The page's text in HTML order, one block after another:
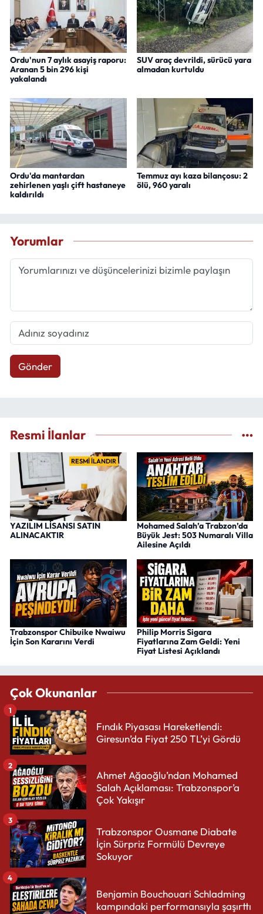
Ordu'nun 7 aylık asayiş raporu:
Aranan 5 bin 296 kişi
yakalandı
SUV araç devrildi, sürücü yara
almadan kurtuldu
Ordu'da mantardan
zehirlenen yaşlı çift hastaneye
kaldırıldı
Temmuz ayı kaza bilançosu: 2
ölü, 960 yaralı
Yorumlar
Gönder
Resmi İlanlar
RESMİ İLANDIR
YAZILIM LİSANSI SATIN
ALINACAKTIR
Mohamed Salah’a Trabzon’da
Büyük Jest: 503 Numaralı Villa
Ailesine Açıldı
Trabzonspor Chibuike Nwaiwu
İçin Son Kararını Verdi
Philip Morris Sigara
Fiyatlarına Zam Geldi: Yeni
Fiyat Listesi Açıklandı
Çok Okunanlar
Fındık Piyasası Hareketlendi:
Giresun’da Fiyat 250 TL’yi Gördü
1
Ahmet Ağaoğlu’ndan Mohamed
Salah Açıklaması: Trabzonspor’a
Çok Yakışır
2
Trabzonspor Ousmane Diabate
İçin Sürpriz Formülü Devreye
Sokuyor
3
Benjamin Bouchouari Schladming
kampındaki performansıyla şaşırttı
4